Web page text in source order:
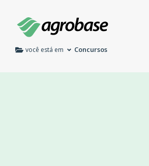
você está em Concursos